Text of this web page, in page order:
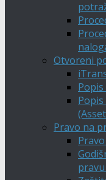
Otvoreni
Pravo na